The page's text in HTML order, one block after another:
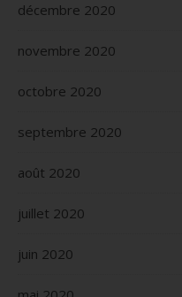
décembre 2020
novembre 2020
octobre 2020
septembre 2020
août 2020
juillet 2020
juin 2020